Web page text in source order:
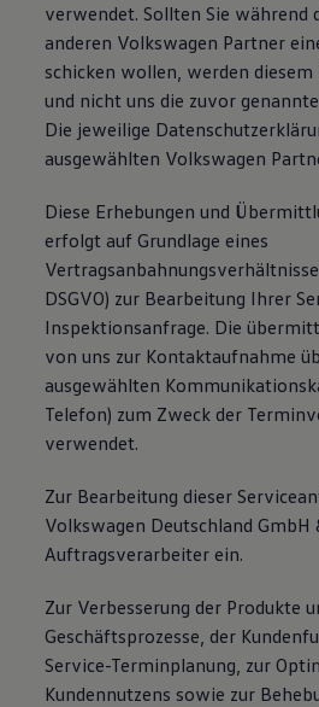
verwendet. Sollten Sie während
anderen Volkswagen Partner
schicken wollen, werden
und nicht uns die zuvor
Die jeweilige
ausgewählten Volkswagen
Diese Erhebungen und
erfolgt auf Grundlage eines
DSGVO) zur Bearbeitung Ihrer
Inspektionsanfrage. Die
von uns zur Kontaktaufnahme
ausgewählten
Telefon) zum Zweck der
verwendet.
Zur Bearbeitung dieser
Volkswagen Deutschland GmbH
Auftragsverarbeiter ein.
Zur Verbesserung der Produkte
Geschäftsprozesse, der
Service-Terminplanung, zur
Kundennutzens sowie zur